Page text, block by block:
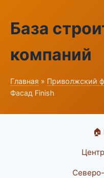
База
компаний
Главная » Приволжский
Фасад Finish
🏠